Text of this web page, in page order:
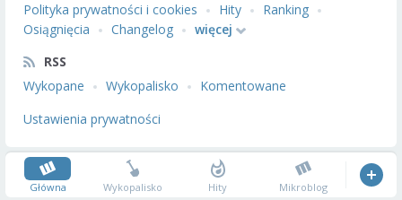
Polityka prywatności i cookies
Hity
Ranking
Osiągnięcia
Changelog
więcej
RSS
Wykopane
Wykopalisko
Komentowane
Ustawienia prywatności
Główna Wykopalisko Hity Mikroblog